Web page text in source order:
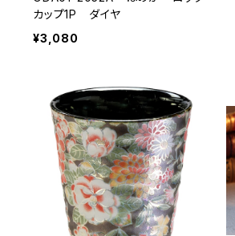
カップ1P ダイヤ
¥3,080